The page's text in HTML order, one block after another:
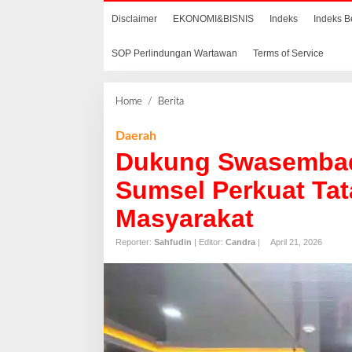
Disclaimer EKONOMI&BISNIS Indeks Indeks
SOP Perlindungan Wartawan Terms of Service
Home / Berita
n
S
w
a
s
Daerah
Dukung
Sumsel Perkuat
Masyarakat
Reporter: Sahfudin | Editor: Candra | April 21, 2026